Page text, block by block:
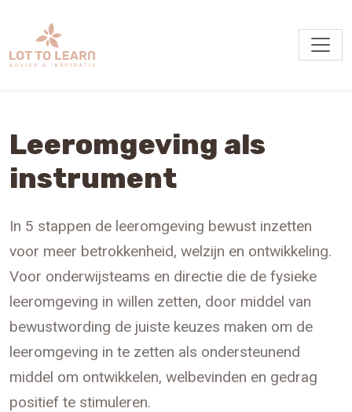
Leeromgeving als
instrument
In 5 stappen de leeromgeving bewust inzetten
voor meer betrokkenheid, welzijn en ontwikkeling.
Voor onderwijsteams en directie die de fysieke
leeromgeving in willen zetten, door middel van
bewustwording de juiste keuzes maken om de
leeromgeving in te zetten als ondersteunend
middel om ontwikkelen, welbevinden en gedrag
positief te stimuleren.